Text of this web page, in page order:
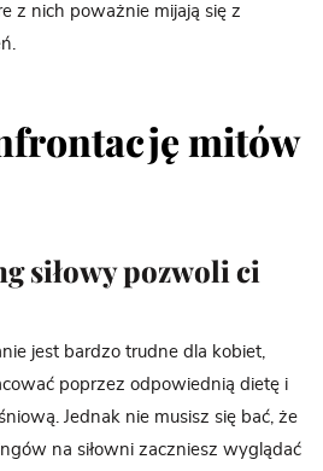
z nich poważnie mijają się z
mitów
siłowy pozwoli ci
jest bardzo trudne dla kobiet,
poprzez odpowiednią dietę i
Jednak nie musisz się bać, że
na siłowni zaczniesz wyglądać